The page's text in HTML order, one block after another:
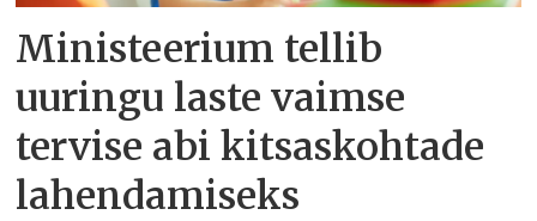
Ministeerium tellib
uuringu laste vaimse
tervise abi kitsaskohtade
lahendamiseks